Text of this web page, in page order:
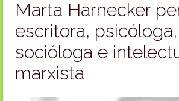
Marta Harnecker
escritora, psicóloga,
socióloga e
marxista